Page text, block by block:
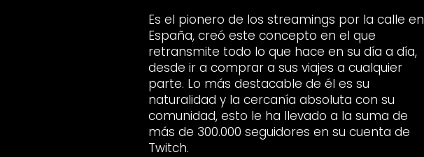
Es el pionero de los streamings por la calle en
España, creó este concepto en el que
retransmite todo lo que hace en su día a día,
desde ir a comprar a sus viajes a cualquier
parte. Lo más destacable de él es su
naturalidad y la cercanía absoluta con su
comunidad, esto le ha llevado a la suma de
más de 300.000 seguidores en su cuenta de
Twitch.